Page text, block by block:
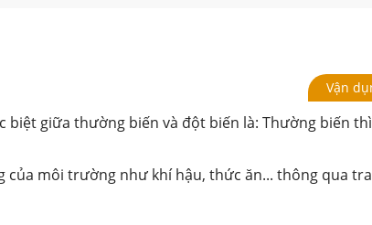
Vận
biệt giữa thường biến và đột biến là: Thường biến thì
của môi trường như khí hậu, thức ăn... thông qua